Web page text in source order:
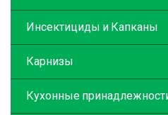
Инсектициды и Капканы
Карнизы
Кухонные